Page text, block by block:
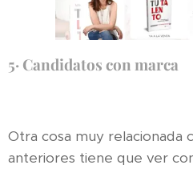
5· Candidatos con marca
Otra cosa muy relacionada
anteriores tiene que ver